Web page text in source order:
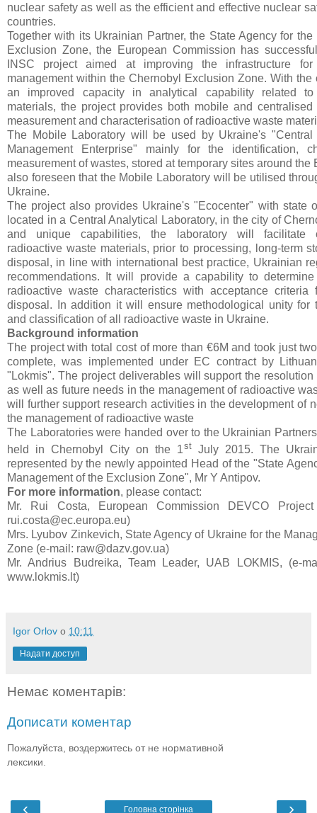
nuclear safety as well as the efficient and effective nuclear
countries.
Together with its Ukrainian Partner, the State Agency for the
Exclusion Zone, the European Commission has
INSC project aimed at improving the infrastructure for
management within the Chernobyl Exclusion Zone. With the
an improved capacity in analytical capability related to
materials, the project provides both mobile and
measurement and characterisation of radioactive waste
The Mobile Laboratory will be used by Ukraine's "Central
Management Enterprise" mainly for the identification,
measurement of wastes, stored at temporary sites around the
also foreseen that the Mobile Laboratory will be utilised
Ukraine.
The project also provides Ukraine's "Ecocenter" with state
located in a Central Analytical Laboratory, in the city of
and unique capabilities, the laboratory will facilitate
radioactive waste materials, prior to processing, long-term
disposal, in line with international best practice, Ukrainian
recommendations. It will provide a capability to
radioactive waste characteristics with acceptance
disposal. In addition it will ensure methodological unity for
and classification of all radioactive waste in Ukraine.
Background information
The project with total cost of more than €6M and took just
complete, was implemented under EC contract by
"Lokmis". The project deliverables will support the resolution
as well as future needs in the management of radioactive
will further support research activities in the development of
the management of radioactive waste
The Laboratories were handed over to the Ukrainian
held in Chernobyl City on the 1stJuly 2015. The
represented by the newly appointed Head of the "State
Management of the Exclusion Zone", Mr Y Antipov.
For more information, please contact:
Mr. Rui Costa, European Commission DEVCO Project
rui.costa@ec.europa.eu)
Mrs. Lyubov Zinkevich, State Agency of Ukraine for the
Zone (e-mail: raw@dazv.gov.ua)
Mr. Andrius Budreika, Team Leader, UAB LOKMIS, (e-
www.lokmis.lt)
Igor Orlov о 10:11
Надати доступ
Немає коментарів:
Дописати коментар
Пожалуйста, воздержитесь от не нормативной
лексики.
‹ ›
Головна сторінка